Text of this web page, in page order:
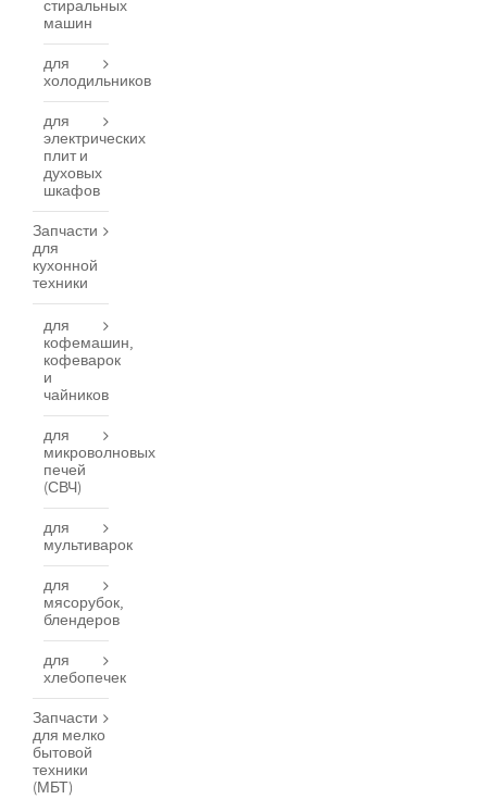
стиральных
машин
для
холодильников
для
электрических
плит и
духовых
шкафов
Запчасти
для
кухонной
техники
для
кофемашин,
кофеварок
и
чайников
для
микроволновых
печей
(СВЧ)
для
мультиварок
для
мясорубок,
блендеров
для
хлебопечек
Запчасти
для мелко
бытовой
техники
(МБТ)